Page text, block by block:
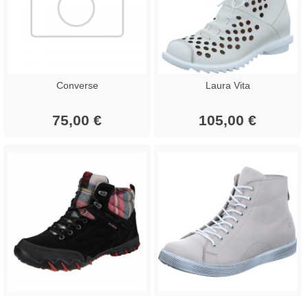
Converse
75,00 €
Laura Vita
105,00 €